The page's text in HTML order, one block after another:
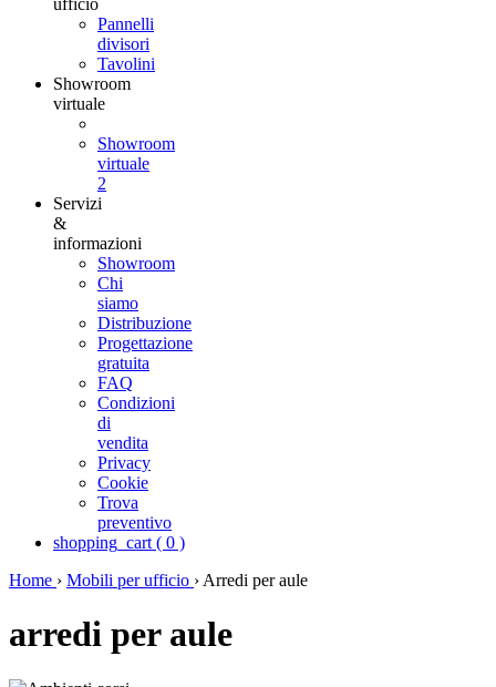
ufficio
Pannelli
divisori
Tavolini
Showroom
virtuale
Showroom
virtuale
2
Servizi
&
informazioni
Showroom
Chi
siamo
Distribuzione
Progettazione
gratuita
FAQ
Condizioni
di
vendita
Privacy
Cookie
Trova
preventivo
shopping_cart ( 0 )
Home › Mobili per ufficio › Arredi per aule
arredi per aule